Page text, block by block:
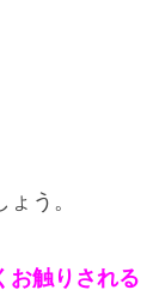
う。
お触りされる